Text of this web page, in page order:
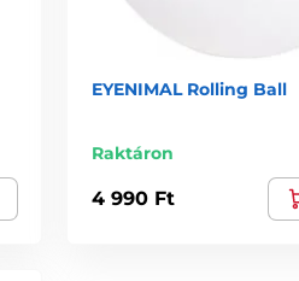
EYENIMAL Rolling Ball
Raktáron
4 990 Ft